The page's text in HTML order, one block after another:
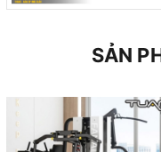
SẢN